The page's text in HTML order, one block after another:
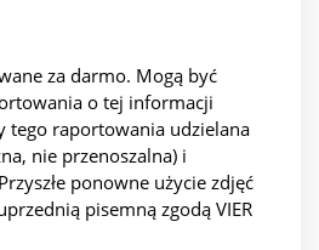
za darmo. Mogą być
o tej informacji
tego raportowania udzielana
nie przenoszalna) i
ponowne użycie zdjęć
pisemną zgodą VIER